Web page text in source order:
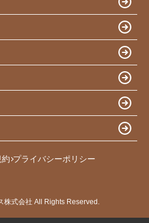
プライバシーポリシー
株式会社 All Rights Reserved.